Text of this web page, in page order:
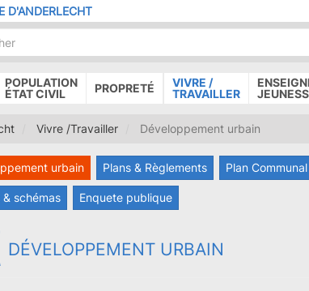
D'ANDERLECHT
POPULATION
ÉTAT CIVIL
PROPRETÉ
VIVRE /
TRAVAILLER
Vivre /Travailler Développement urbain
urbain Plans & Règlements Plan
& schémas Enquete publique
DÉVELOPPEMENT URBAIN